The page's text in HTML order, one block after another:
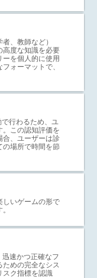
、教師など）
高度な知識を必要
ーを個人的に使用
ォーマットで、
行わるため、ユ
。この認知評価を
合、ユーザーは診
の場所で時間を節
しいゲームの形で
速かつ正確なフ
ための完全なシス
スク指標を認識